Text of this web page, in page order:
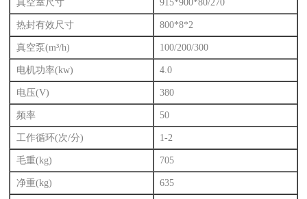
真空室尺寸 915*900*80/270
热封有效尺寸 800*8*2
真空泵(m³/h) 100/200/300
电机功率(kw) 4.0
电压(V) 380
频率 50
工作循环(次/分) 1-2
毛重(kg) 705
净重(kg) 635